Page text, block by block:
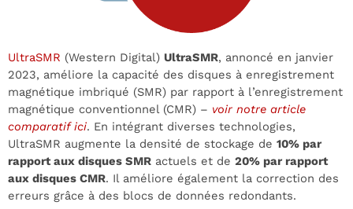
UltraSMR (Western Digital) UltraSMR, annoncé en janvier
2023, améliore la capacité des disques à enregistrement
magnétique imbriqué (SMR) par rapport à l’enregistrement
magnétique conventionnel (CMR) – voir notre article
comparatif ici. En intégrant diverses technologies,
UltraSMR augmente la densité de stockage de 10% par
rapport aux disques SMR actuels et de 20% par rapport
aux disques CMR. Il améliore également la correction des
erreurs grâce à des blocs de données redondants.